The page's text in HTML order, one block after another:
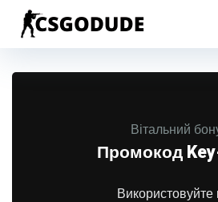
Вітальний
Промокод
Використовуйте